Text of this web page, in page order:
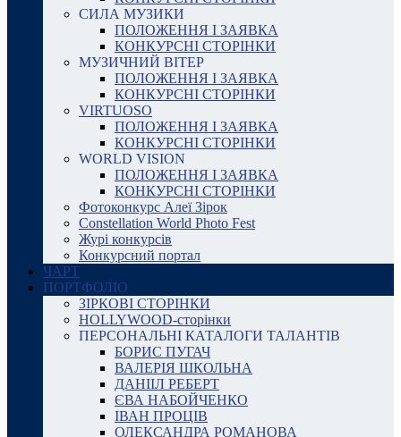
СИЛА МУЗИКИ
ПОЛОЖЕННЯ І ЗАЯВКА
КОНКУРСНІ СТОРІНКИ
МУЗИЧНИЙ ВІТЕР
ПОЛОЖЕННЯ І ЗАЯВКА
КОНКУРСНІ СТОРІНКИ
VIRTUOSO
ПОЛОЖЕННЯ І ЗАЯВКА
КОНКУРСНІ СТОРІНКИ
WORLD VISION
ПОЛОЖЕННЯ І ЗАЯВКА
КОНКУРСНІ СТОРІНКИ
Фотоконкурс Алеї Зірок
Constellation World Photo Fest
Журі конкурсів
Конкурсний портал
ЧАРТ
ПОРТФОЛІО
ЗІРКОВІ СТОРІНКИ
HOLLYWOOD-сторінки
ПЕРСОНАЛЬНІ КАТАЛОГИ ТАЛАНТІВ
БОРИС ПУГАЧ
ВАЛЕРІЯ ШКОЛЬНА
ДАНІІЛ РЕБЕРТ
ЄВА НАБОЙЧЕНКО
ІВАН ПРОЦІВ
ОЛЕКСАНДРА РОМАНОВА